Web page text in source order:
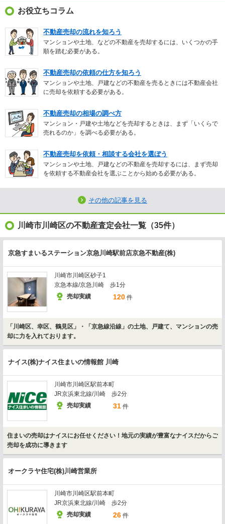
お役立ちコラム
不動産売却の流れを知ろう
マンションや土地、などの不動産を売却するには、いくつかの手
順を踏む必要がある。
不動産売却の依頼の仕方を知ろう
マンションや土地、戸建などの不動産を売るときには不動産会社
に売却を依頼する必要がある。
不動産売却の相場の調べ方
マンション・戸建や土地などを売却するときは、まず「いくらで
売れるのか」を調べる必要がある。
不動産売却を依頼・相談する会社を選ぼう
マンションや土地、戸建などの不動産を売却するには、まず売却
を依頼する不動産会社を選ぶことから始める必要がある。
その他の記事を見る
川崎市川崎区の不動産査定会社一覧（35件）
京急すまいるステーション京急川崎駅前店京急不動産(株)
川崎市川崎区砂子1
京急本線/京急川崎 歩1分
売却実績
120 件
「川崎区、幸区、鶴見区」・「京急線沿線」の土地、戸建て、マンションの売
却に力を入れております。
ナイス(株)ナイス住まいの情報館 川崎
川崎市川崎区駅前本町
JR京浜東北線/川崎 歩2分
売却実績
31 件
住まいの売却はナイスにお任せください！地元の実績が豊富なナイスだからご
売却を成功に導きます
オークラヤ住宅(株)川崎営業所
川崎市川崎区駅前本町
JR京浜東北線/川崎 歩2分
売却実績
26 件